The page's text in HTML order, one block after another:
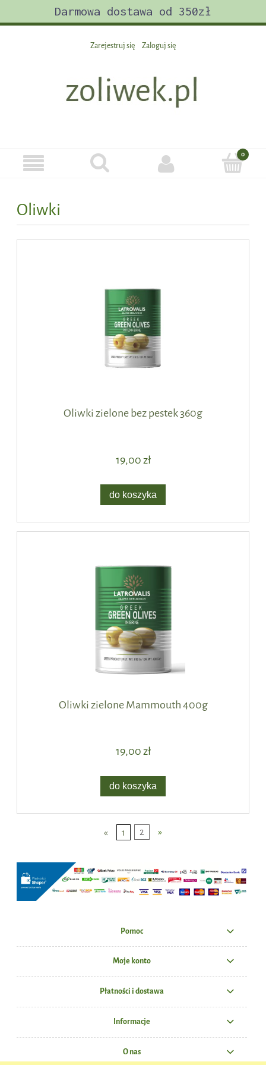
Darmowa dostawa od 350zł
Zarejestruj się Zaloguj się
Oliwki
Oliwki zielone bez pestek 360g
19,00 zł
do koszyka
Oliwki zielone Mammouth 400g
19,00 zł
do koszyka
« 1 2 »
Pomoc
Moje konto
Płatności i dostawa
Informacje
O nas